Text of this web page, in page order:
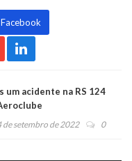
um acidente na RS 124
de setembro de 2022 0